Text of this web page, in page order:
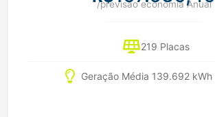
/previsão economia Anual
219 Placas
Geração Média 139.692 kWh